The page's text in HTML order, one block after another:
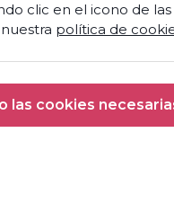
clic en el icono de las
política de
las cookies
Permitir solo las